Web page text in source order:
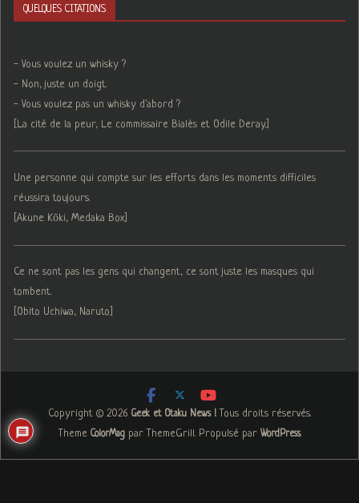
QUELQUES CITATIONS
- Vous voulez un whisky ?
- Non, juste un doigt.
- Vous voulez pas un whisky d'abord ?
[La cité de la peur, Le commissaire Bialès et Odile Deray.]
Une personne qui compte sur les efforts dans les moments difficiles
réussira toujours.
[Akune Kōki, Medaka Box]
Ce ne sont pas les gens qui changent, ce sont juste les masques qui
tombent.
[Obito Uchiwa, Naruto]
Copyright © 2026 Geek et Otaku News !. Tous droits réservés.
Theme ColorMagpar ThemeGrill. Propulsé par WordPress.